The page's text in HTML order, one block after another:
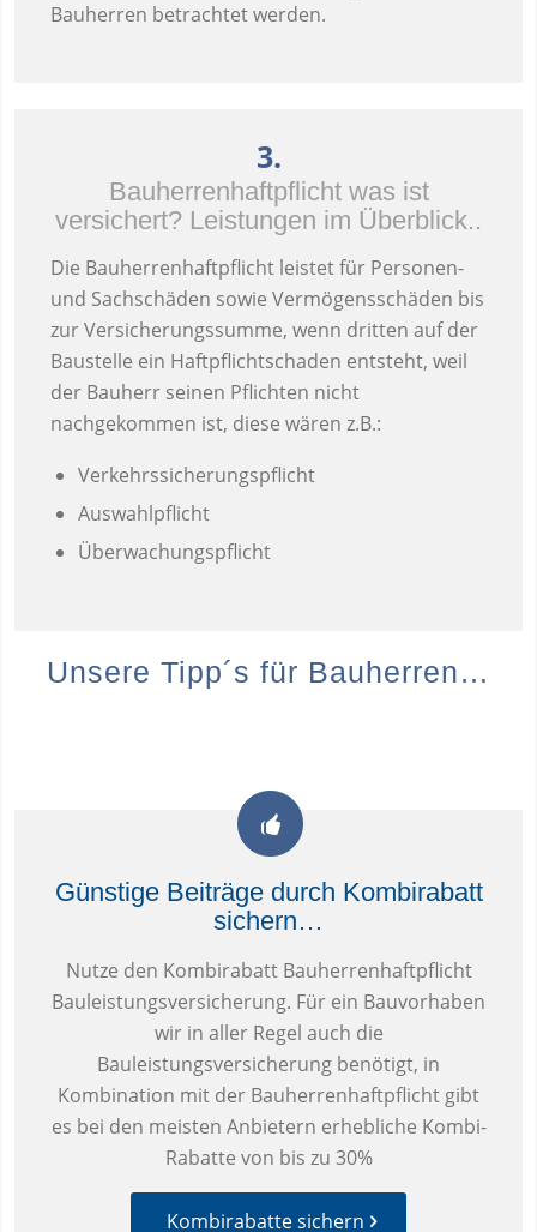
Bauherren betrachtet werden.
3.
Bauherrenhaftpflicht was ist
versichert? Leistungen im Überblick..
Die Bauherrenhaftpflicht leistet für Personen-
und Sachschäden sowie Vermögensschäden bis
zur Versicherungssumme, wenn dritten auf der
Baustelle ein Haftpflichtschaden entsteht, weil
der Bauherr seinen Pflichten nicht
nachgekommen ist, diese wären z.B.:
Verkehrssicherungspflicht
Auswahlpflicht
Überwachungspflicht
Unsere Tipp´s für Bauherren…
Günstige Beiträge durch Kombirabatt
sichern…
Nutze den Kombirabatt Bauherrenhaftpflicht
Bauleistungsversicherung. Für ein Bauvorhaben
wir in aller Regel auch die
Bauleistungsversicherung benötigt, in
Kombination mit der Bauherrenhaftpflicht gibt
es bei den meisten Anbietern erhebliche Kombi-
Rabatte von bis zu 30%
Kombirabatte sichern